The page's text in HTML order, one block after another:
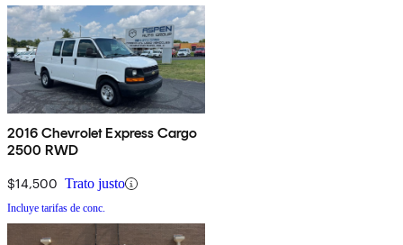
2016 Chevrolet Express Cargo
2500 RWD
$14,500 Trato justo
Incluye tarifas de conc.